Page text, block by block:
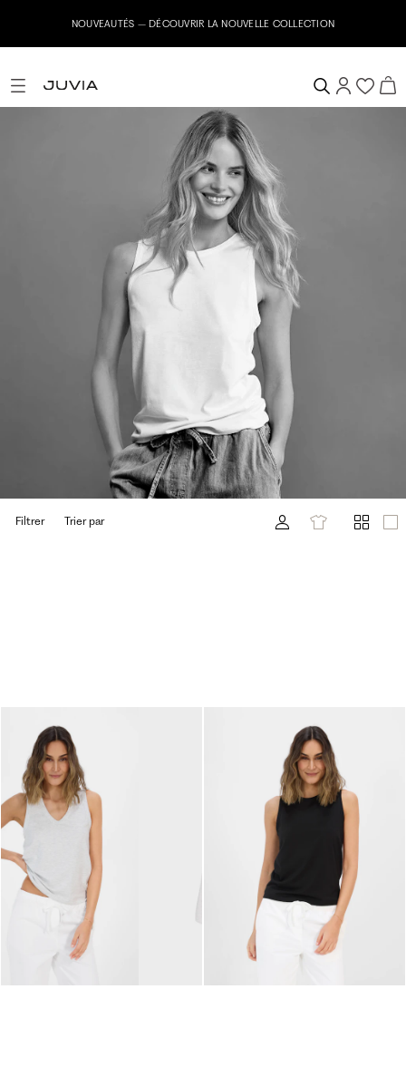
NOUVEAUTÉS – DÉCOUVRIR LA NOUVELLE COLLECTION
Filtrer Trier par